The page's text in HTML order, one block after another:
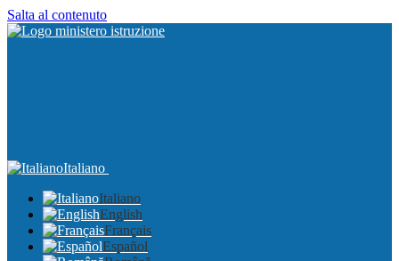
Salta al contenuto
Italiano
Italiano
English
Français
Español